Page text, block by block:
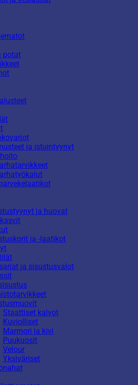
potat
ja istuintyynyt
ja huovat
ja -laatikot
ja sisustusvalot
Staattiset kalvot
Kuviolliset
Marmori ja kivi
Puukuosit
Velour
Yksiväriset